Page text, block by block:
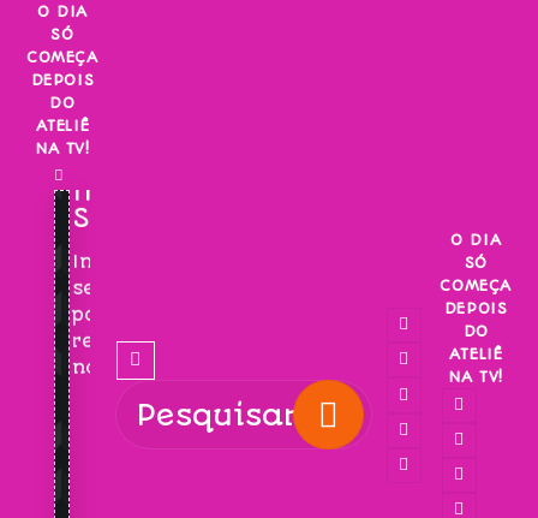
Skip
content
O DIA
SÓ
COMEÇA
DEPOIS
DO
ATELIÊ
NA TV!
INSCREVA-
SE!
Inscreva-
se
para
receber
novidades!
O DIA
SÓ
COMEÇA
DEPOIS
DO
ATELIÊ
NA TV!